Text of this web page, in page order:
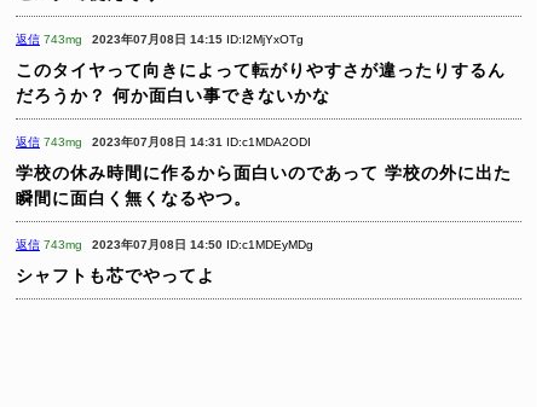
返信 743mg 2023年07月08日 14:15 ID:I2MjYxOTg
このタイヤって向きによって転がりやすさが違ったりするん
だろうか？ 何か面白い事できないかな
返信 743mg 2023年07月08日 14:31 ID:c1MDA2ODI
学校の休み時間に作るから面白いのであって 学校の外に出た
瞬間に面白く無くなるやつ。
返信 743mg 2023年07月08日 14:50 ID:c1MDEyMDg
シャフトも芯でやってよ